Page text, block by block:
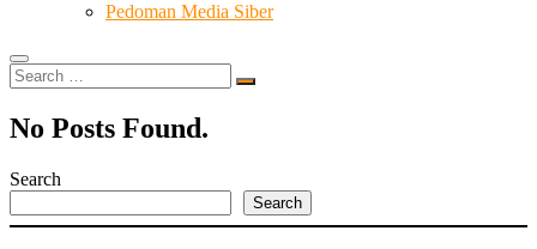
Pedoman Media Siber
Search
…
No Posts Found.
Search
Search